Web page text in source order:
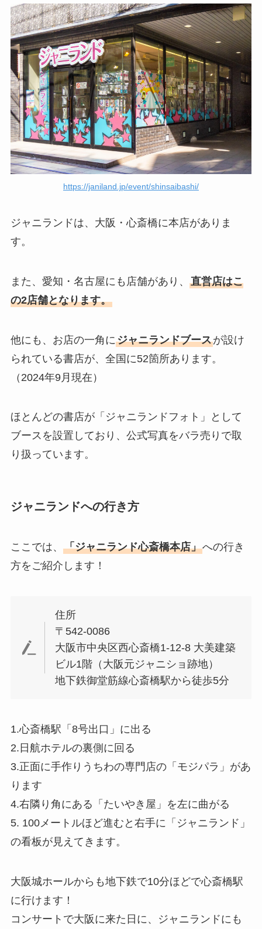
https://janiland.jp/event/shinsaibashi/
ジャニランドは、大阪・心斎橋に本店がありま
す。
また、愛知・名古屋にも店舗があり、 直営店はこ
の2店舗となります。
他にも、お店の一角にジャニランドブースが設け
られている書店が、全国に52箇所あります。
（2024年9月現在）
ほとんどの書店が「ジャニランドフォト」として
ブースを設置しており、公式写真をバラ売りで取
り扱っています。
ジャニランドへの行き方
ここでは、 「ジャニランド心斎橋本店」への行き
方をご紹介します！
住所
〒542-0086
大阪市中央区西心斎橋1-12-8 大美建築
ビル1階（大阪元ジャニショ跡地）
地下鉄御堂筋線心斎橋駅から徒歩5分
1.心斎橋駅「8号出口」に出る
2.日航ホテルの裏側に回る
3.正面に手作りうちわの専門店の「モジパラ」があ
ります
4.右隣り角にある「たいやき屋」を左に曲がる
5. 100メートルほど進むと右手に「ジャニランド」
の看板が見えてきます。
大阪城ホールからも地下鉄で10分ほどで心斎橋駅
に行けます！
コンサートで大阪に来た日に、ジャニランドにも